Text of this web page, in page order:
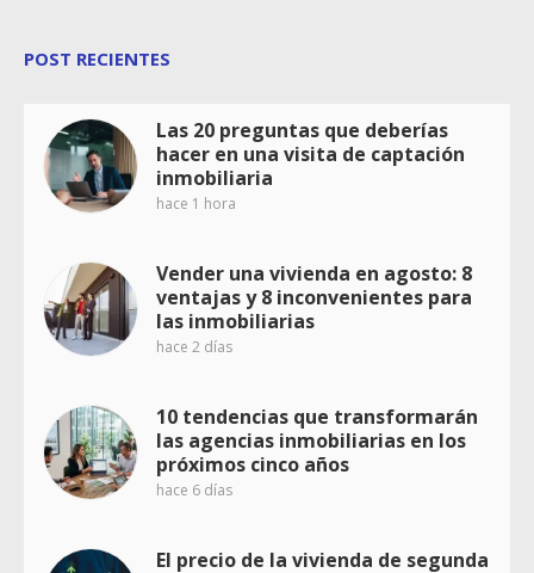
POST RECIENTES
Las 20 preguntas que deberías
hacer en una visita de captación
inmobiliaria
hace 1 hora
Vender una vivienda en agosto: 8
ventajas y 8 inconvenientes para
las inmobiliarias
hace 2 días
10 tendencias que transformarán
las agencias inmobiliarias en los
próximos cinco años
hace 6 días
El precio de la vivienda de segunda